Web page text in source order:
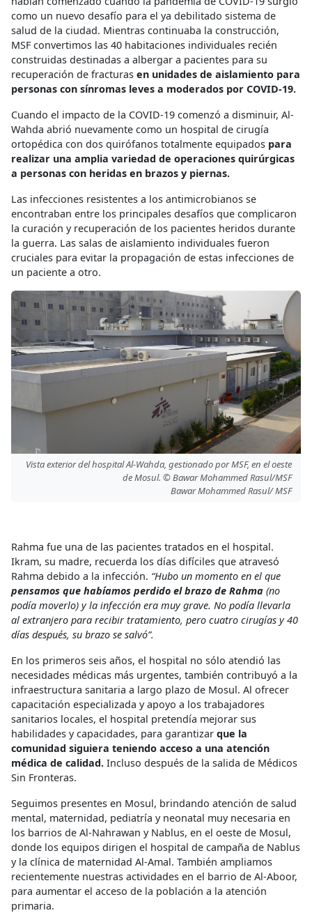
como un nuevo desafío para el ya debilitado sistema de
salud de la ciudad. Mientras continuaba la construcción,
MSF convertimos las 40 habitaciones individuales recién
construidas destinadas a albergar a pacientes para su
recuperación de fracturas en unidades de aislamiento para
personas con sínromas leves a moderados por COVID-19.
Cuando el impacto de la COVID-19 comenzó a disminuir, Al-
Wahda abrió nuevamente como un hospital de cirugía
ortopédica con dos quirófanos totalmente equipados para
realizar una amplia variedad de operaciones quirúrgicas
a personas con heridas en brazos y piernas.
Las infecciones resistentes a los antimicrobianos se
encontraban entre los principales desafíos que complicaron
la curación y recuperación de los pacientes heridos durante
la guerra. Las salas de aislamiento individuales fueron
cruciales para evitar la propagación de estas infecciones de
un paciente a otro.
Vista exterior del hospital Al-Wahda, gestionado por MSF, en el oeste
de Mosul. © Bawar Mohammed Rasul/MSF
Bawar Mohammed Rasul/ MSF
Rahma fue una de las pacientes tratados en el hospital.
Ikram, su madre, recuerda los días difíciles que atravesó
Rahma debido a la infección. “Hubo un momento en el que
pensamos que habíamos perdido el brazo de Rahma (no
podía moverlo) y la infección era muy grave. No podía llevarla
al extranjero para recibir tratamiento, pero cuatro cirugías y 40
días después, su brazo se salvó”.
En los primeros seis años, el hospital no sólo atendió las
necesidades médicas más urgentes, también contribuyó a la
infraestructura sanitaria a largo plazo de Mosul. Al ofrecer
capacitación especializada y apoyo a los trabajadores
sanitarios locales, el hospital pretendía mejorar sus
habilidades y capacidades, para garantizar que la
comunidad siguiera teniendo acceso a una atención
médica de calidad. Incluso después de la salida de Médicos
Sin Fronteras.
Seguimos presentes en Mosul, brindando atención de salud
mental, maternidad, pediatría y neonatal muy necesaria en
los barrios de Al-Nahrawan y Nablus, en el oeste de Mosul,
donde los equipos dirigen el hospital de campaña de Nablus
y la clínica de maternidad Al-Amal. También ampliamos
recientemente nuestras actividades en el barrio de Al-Aboor,
para aumentar el acceso de la población a la atención
primaria.